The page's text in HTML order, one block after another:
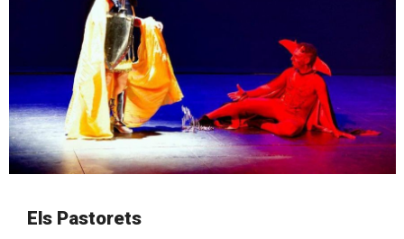
Els Pastorets